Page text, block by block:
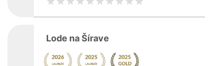
Lode na Šírave